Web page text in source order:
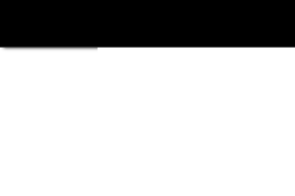
al